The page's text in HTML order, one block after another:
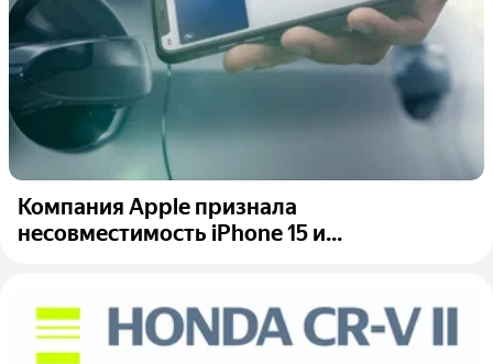
Компания Apple признала
несовместимость iPhone 15 и...